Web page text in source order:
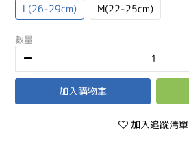
L(26-29cm) M(22-25cm)
數量
加入購物車
加入追蹤清單